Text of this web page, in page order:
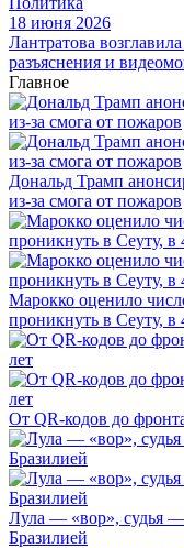
18 июня 2026
Лантратова
разъяснения и
Главное
Дональд Трамп
из-за смога от пожаров
Марокко оценило
проникнуть в Сеуту, в
От QR-кодов до
Лула — «вор», судья
Бразилией